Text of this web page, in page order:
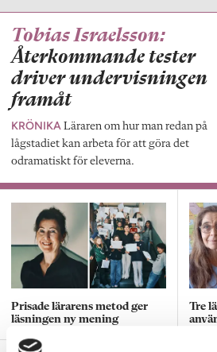
Tobias Israelsson:
Återkommande tester
driver undervisningen
framåt
KRÖNIKA Läraren om hur man redan på
lågstadiet kan arbeta för att göra det
odramatiskt för eleverna.
Prisade lärarens metod ger
läsningen ny mening
Tre